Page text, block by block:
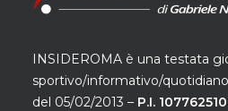
INSIDEROMA è una testata
sportivo/informativo/
del 05/02/2013 – P.I.